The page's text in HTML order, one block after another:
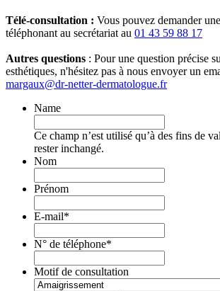
Télé-consultation : Vous pouvez demander
téléphonant au secrétariat au 01 43 59 88 17
Autres questions : Pour une question précise
esthétiques, n'hésitez pas à nous envoyer un
margaux@dr-netter-dermatologue.fr
Name
Ce champ n’est utilisé qu’à des fins de
rester inchangé.
Nom
Prénom
E-mail*
N° de téléphone*
Motif de consultation